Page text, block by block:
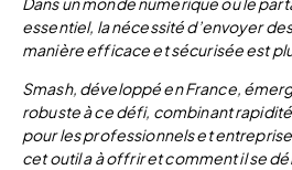
essentiel, la nécessité d’envoyer
manière efficace et sécurisée est
Smash, développé en France,
robuste à ce défi, combinant
pour les professionnels et
cet outil a à offrir et comment il se